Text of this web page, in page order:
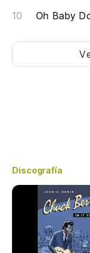
Oh Baby
Discografía